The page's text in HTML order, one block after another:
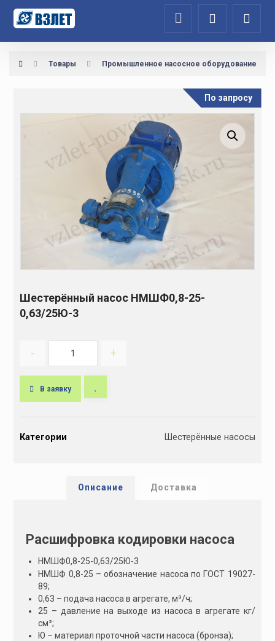
Товары Промышленное насосное оборудование
Увеличить изображение
Шестерённый насос НМШФ0,8-25-
0,63/25Ю-3
По запросу
- +
В заявку
tКатегории Шестерённые насосы
Описание Доставка
Расшифровка кодировки насоса
НМШФ0,8-25-0,63/25Ю-3
НМШФ 0,8-25 – обозначение насоса по ГОСТ 19027-
89;
0,63 – подача насоса в агрегате, м³/ч;
25 – давление на выходе из насоса в агрегате кг/
см²;
Ю – материал проточной части насоса (бронза);